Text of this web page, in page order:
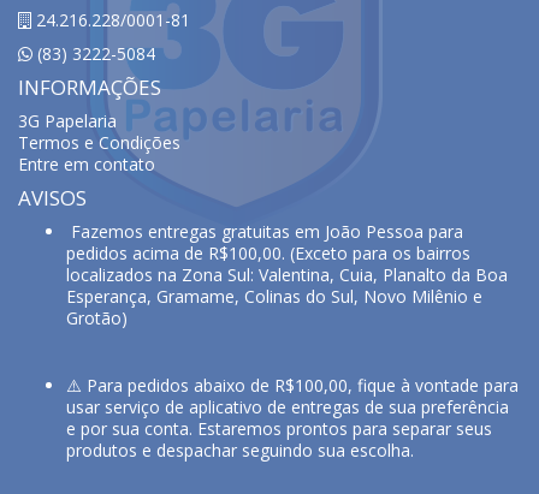
24.216.228/0001-81
(83) 3222-5084
INFORMAÇÕES
3G Papelaria
Termos e Condições
Entre em contato
AVISOS
Fazemos entregas gratuitas em João Pessoa para
pedidos acima de R$100,00. (Exceto para os bairros
localizados na Zona Sul: Valentina, Cuia, Planalto da Boa
Esperança, Gramame, Colinas do Sul, Novo Milênio e
Grotão)
⚠️ Para pedidos abaixo de R$100,00, fique à vontade para
usar serviço de aplicativo de entregas de sua preferência
e por sua conta. Estaremos prontos para separar seus
produtos e despachar seguindo sua escolha.